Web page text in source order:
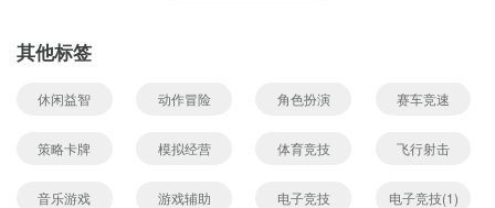
其他标签
休闲益智 动作冒险 角色扮演 赛车竞速
策略卡牌 模拟经营 体育竞技 飞行射击
音乐游戏 游戏辅助 电子竞技 电子竞技(1)